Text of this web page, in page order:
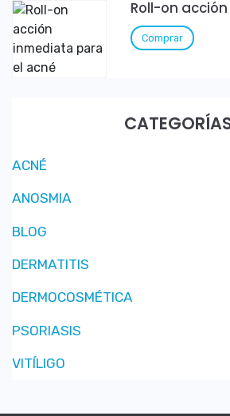
Roll-on
Comprar
ACNÉ
ANOSMIA
BLOG
DERMATITIS
DERMOCOSMÉTICA
PSORIASIS
VITÍLIGO